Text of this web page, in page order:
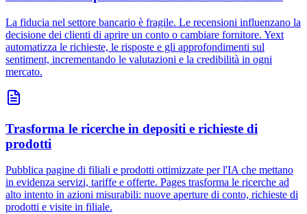
La fiducia nel settore bancario è fragile. Le recensioni influenzano la
decisione dei clienti di aprire un conto o cambiare fornitore. Yext
automatizza le richieste, le risposte e gli approfondimenti sul
sentiment, incrementando le valutazioni e la credibilità in ogni
mercato.
Trasforma le ricerche in depositi e richieste di
prodotti
Pubblica pagine di filiali e prodotti ottimizzate per l'IA che mettano
in evidenza servizi, tariffe e offerte. Pages trasforma le ricerche ad
alto intento in azioni misurabili: nuove aperture di conto, richieste di
prodotti e visite in filiale.